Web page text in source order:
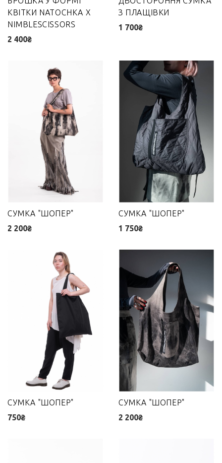
КВІТКИ NATOCHKA X
NIMBLESCISSORS
2 400₴
З ПЛАЩІВКИ
1 700₴
СУМКА "ШОПЕР"
2 200₴
СУМКА "ШОПЕР"
1 750₴
СУМКА "ШОПЕР"
750₴
СУМКА "ШОПЕР"
2 200₴